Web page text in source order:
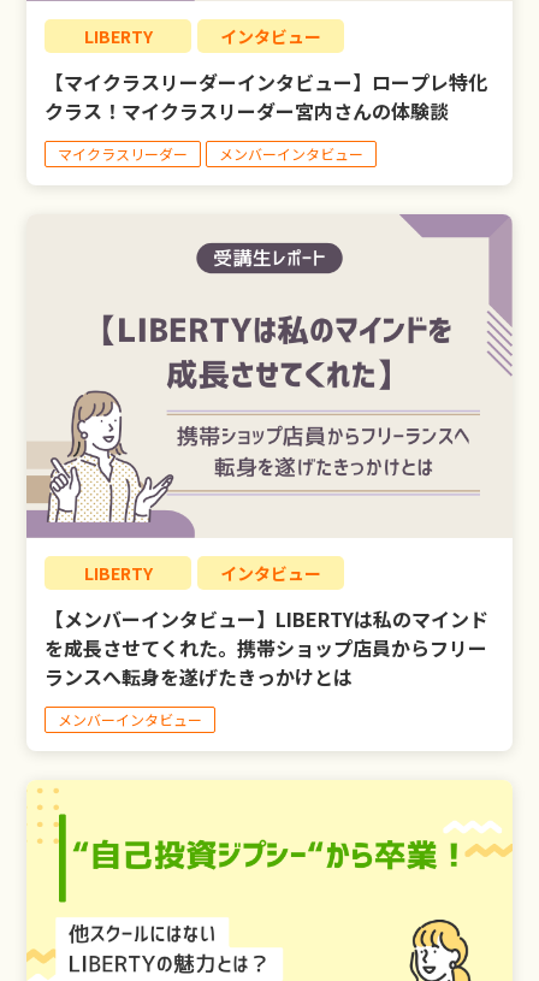
LIBERTY インタビュー
【マイクラスリーダーインタビュー】ロープレ特化
クラス！マイクラスリーダー宮内さんの体験談
マイクラスリーダー メンバーインタビュー
LIBERTY インタビュー
【メンバーインタビュー】LIBERTYは私のマインド
を成長させてくれた。携帯ショップ店員からフリー
ランスへ転身を遂げたきっかけとは
メンバーインタビュー